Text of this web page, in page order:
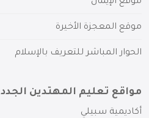
موقع المعجزة الأخيرة
الحوار المباشر للتعريف بالإسلام
مواقع تعليم المهتدين الجدد
أكاديمية سبيلي